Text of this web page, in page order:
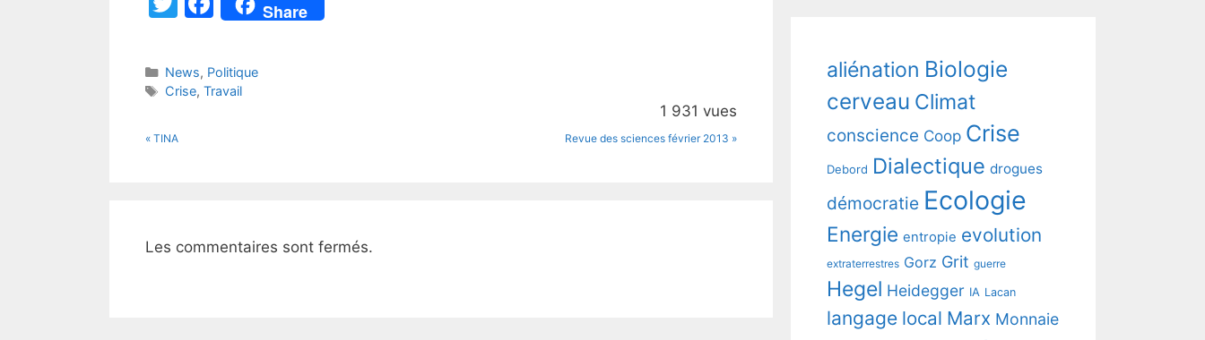
itt
er
a
c
e
Share
Catégories
News, Politique
Étiquettes
Crise, Travail
1 931 vues
« TINA Revue des sciences février 2013 »
Les commentaires sont fermés.
aliénation Biologie
cerveau Climat
conscience Coop Crise
Debord Dialectique drogues
démocratie Ecologie
Energie entropie evolution
extraterrestres Gorz Grit guerre
Hegel Heidegger IA Lacan
langage local Marx Monnaie